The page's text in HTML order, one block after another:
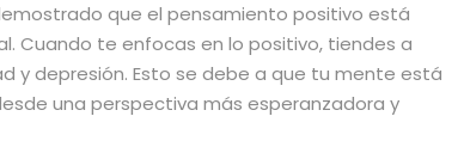
que el pensamiento positivo está
Cuando te enfocas en lo positivo, tiendes a
y depresión. Esto se debe a que tu mente está
una perspectiva más esperanzadora y